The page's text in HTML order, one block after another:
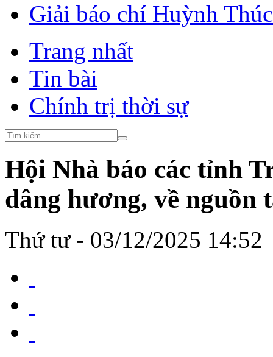
Giải báo chí Huỳnh
Trang nhất
Tin bài
Chính trị thời sự
Hội Nhà báo các tỉnh
dâng hương, về nguồn
Thứ tư - 03/12/2025 14:52